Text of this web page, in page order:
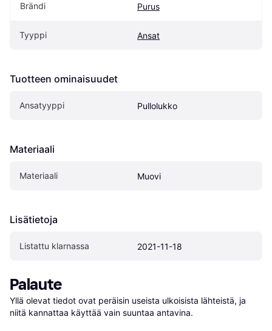
Brändi Purus
Tyyppi Ansat
Tuotteen ominaisuudet
Ansatyyppi Pullolukko
Materiaali
Materiaali Muovi
Lisätietoja
Listattu klarnassa 2021-11-18
Palaute
Yllä olevat tiedot ovat peräisin useista ulkoisista lähteistä, ja
niitä kannattaa käyttää vain suuntaa antavina.